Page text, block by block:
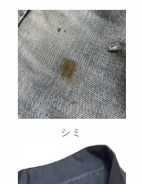
シミ